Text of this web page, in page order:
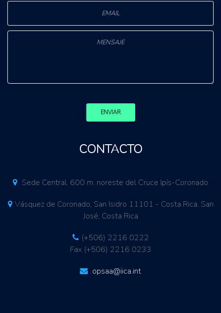
ENVIAR
CONTACTO
Sede Central. 600 m. noreste del Cruce Ipís-Coronado
Vásquez de Coronado, San Isidro 11101 - Costa Rica. San
José, Costa Rica
(+506) 2216 0222
Fax (+506) 2216 0233
opsaa@iica.int